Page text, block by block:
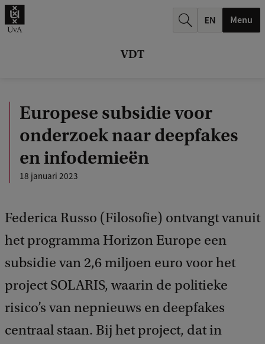
VDT
Menu
Europese subsidie voor
onderzoek naar deepfakes
en infodemieën
18 januari 2023
Federica Russo (Filosofie) ontvangt vanuit
het programma Horizon Europe een
subsidie van 2,6 miljoen euro voor het
project SOLARIS, waarin de politieke
risico’s van nepnieuws en deepfakes
centraal staan. Bij het project, dat in